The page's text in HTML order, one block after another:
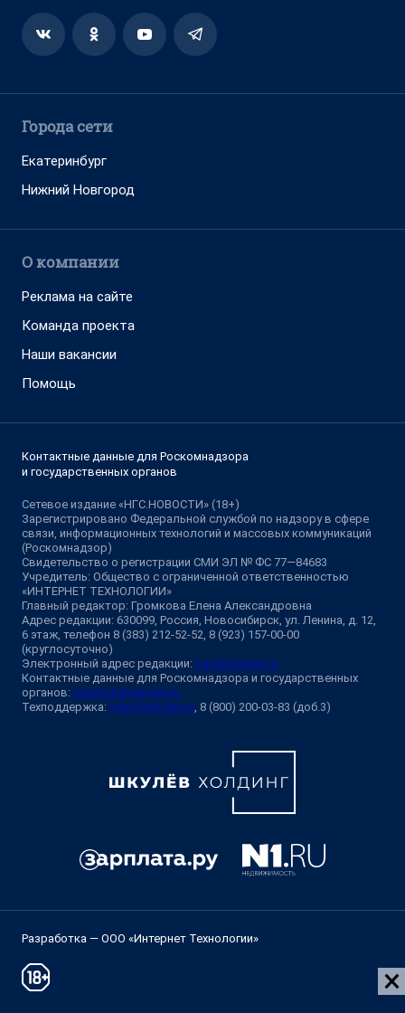
Города сети
Екатеринбург
Нижний Новгород
О компании
Реклама на сайте
Команда проекта
Наши вакансии
Помощь
Контактные данные для Роскомнадзора
и государственных органов
Сетевое издание «НГС.НОВОСТИ» (18+)
Зарегистрировано Федеральной службой по надзору в сфере
связи, информационных технологий и массовых коммуникаций
(Роскомнадзор)
Свидетельство о регистрации СМИ ЭЛ № ФС 77—84683
Учредитель: Общество с ограниченной ответственностью
«ИНТЕРНЕТ ТЕХНОЛОГИИ»
Главный редактор: Громкова Елена Александровна
Адрес редакции: 630099, Россия, Новосибирск, ул. Ленина, д. 12,
6 этаж, телефон 8 (383) 212-52-52, 8 (923) 157-00-00
(круглосуточно)
Электронный адрес редакции: ngs@shkulev.ru
Контактные данные для Роскомнадзора и государственных
органов: juristnsk@shkulev.ru
Техподдержка: help@shkulev.ru , 8 (800) 200-03-83 (доб.3)
Разработка — ООО «Интернет Технологии»